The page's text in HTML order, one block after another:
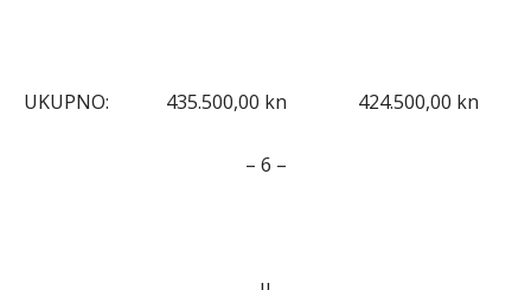
UKUPNO: 435.500,00 kn 424.500,00 kn
– 6 –